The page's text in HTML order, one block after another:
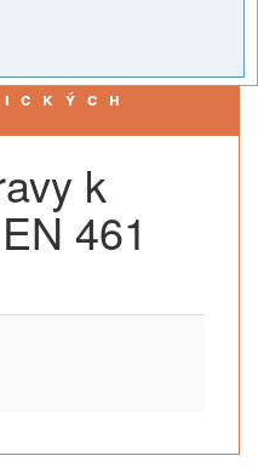
k
461